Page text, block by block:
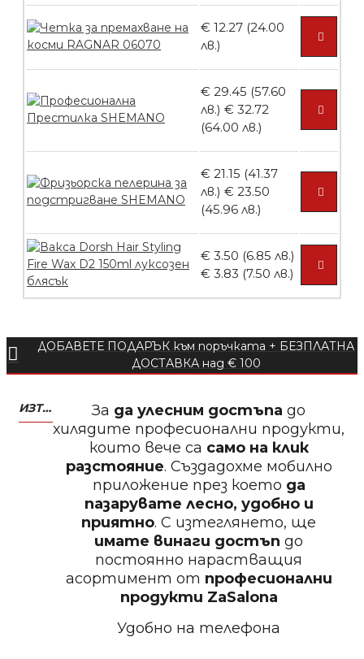
БЕЗПЛАТНО
Пила тип ренде 2в1
Пила тип ренде 2в1
БЕЗПЛАТНО
БЕЗПЛАТНО
Пила за нокти 12cm
€ 12.27 (24.00
лв.)
€ 29.45 (57.60
лв.) € 32.72
(64.00 лв.)
€ 21.15 (41.37
лв.) € 23.50
(45.96 лв.)
€ 3.50 (6.85 лв.)
€ 3.83 (7.50 лв.)
ДОБАВЕТЕ ПОДАРЪК към поръчката + БЕЗПЛАТНА
ДОСТАВКА над € 100
ИЗТЕГЛЕТЕ МОБИЛНО ПРИЛОЖЕНИЕ ZASALONA За да улесним достъпадо
хилядите професионални продукти,
които вече са само на клик
разстояние. Създадохме мобилно
приложение през което да
пазарувате лесно, удобно и
приятно. С изтеглянето, ще
имате винаги достъп до
постоянно нарастващия
асортимент от професионални
продукти ZaSalona
Удобно на телефона